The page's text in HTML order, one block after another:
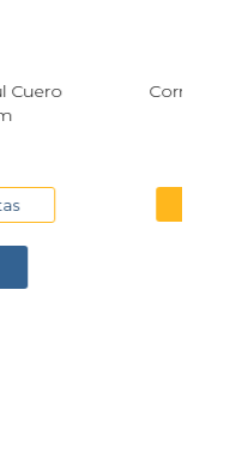
Retro Cuero
20mm